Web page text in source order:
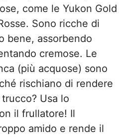
come le Yukon Gold
Sono ricche di
bene, assorbendo
cremose. Le
(più acquose) sono
rischiano di rendere
Usa lo
il frullatore! Il
amido e rende il